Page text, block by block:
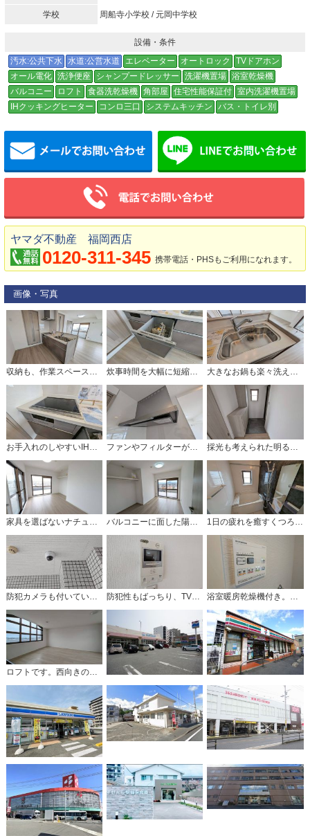
学校 周船寺小学校 / 元岡中学校
設備・条件
汚水:公共下水 水道:公営水道 エレベーター オートロック
TVドアホン
オール電化 洗浄便座 シャンプードレッサー 洗濯機置場 浴室乾燥機
バルコニー
ロフト 食器洗乾燥機 角部屋 住宅性能保証付 室内洗濯機置場
IHクッキングヒーター
コンロ三口 システムキッチン バス・トイレ別
メールでお問い合わせ
ヤマダ不動産 福岡西店
0120-311-345 携帯電話・PHSもご利用になれます。
画像・写真
収納も、作業スペースも広々と設けられた使いやすいシステムキッチンです＾＾カウンターキッチンなので、ご家族と会話をしながら楽しくお料理ができます＾＾ 炊事時間を大幅に短縮できる食器洗浄乾燥機付き＾＾食器を洗う手間が減るので家族とのコミュニケーションの時間や自分の時間が増えますね。 大きなお鍋も楽々洗える幅の広いシンクです＾＾ステンレスシンクなので簡単にお掃除できますよ。洗剤やスポンジもすっきりできる収納付き。
家具を選ばないナチュラルなフローリングとシンプルなクロスです＾＾ 居室としてももちろん、収納や書斎、お子様のプレイスペースにも＾＾使い勝手が良さそうです＾＾ バルコニーに面した陽当たりの良い洋室です＾＾オープンクローゼットはお部屋を広く感じられます＾＾ 1日の疲れを癒すくつろぎのバスルーム。足を伸ばしてもゆったりと入れるサイズです。お子様と一緒にお風呂に入っても狭くないですね＾＾
防犯カメラも付いています＾＾ 防犯性もばっちり、TVモニター付きインターホン完備。大きなモニターで玄関先を確認できます。録画機能が付いているので不在時の訪問者も確認できて安心です＾＾ 浴室暖房乾燥機付き。天候に左右されず、いつでも好きなときに洗濯物を干せるので、仕事や家事で忙しい方に重宝します。